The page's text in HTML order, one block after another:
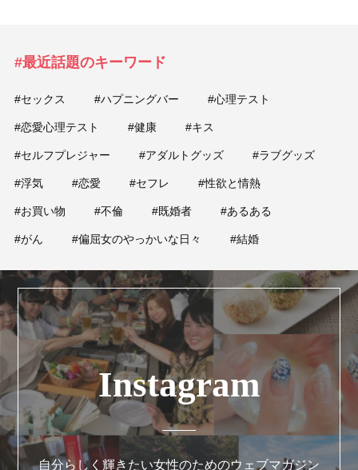
#最近話題のキーワード
#セックス #ハプニングバー #心理テスト
#恋愛心理テスト #健康 #キス
#セルフプレジャー #アダルトグッズ #ラブグッズ
#浮気 #恋愛 #セフレ #性欲と情熱
#お買い物 #不倫 #既婚者 #あるある
#がん #偏屈女のやっかいな日々 #結婚
Instagram
自分らしく輝きたい女性のためのウェブマガジン